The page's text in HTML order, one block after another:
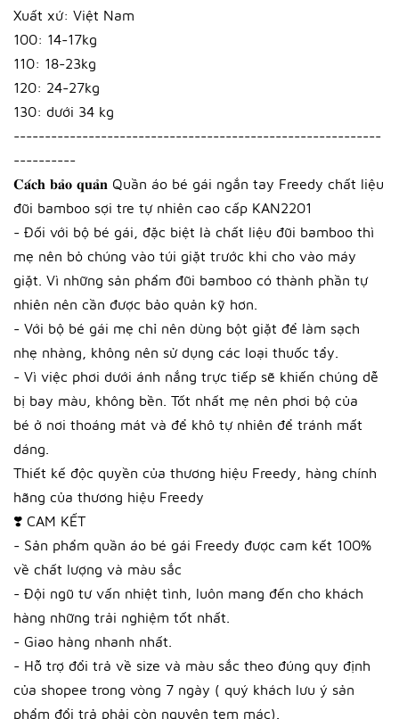
Xuất xứ: Việt Nam
100: 14-17kg
110: 18-23kg
120: 24-27kg
130: dưới 34 kg
-----------------------------------------------------------
----------
𝐂𝐚́𝐜𝐡 𝐛𝐚̉𝐨 𝐪𝐮𝐚̉𝐧 Quần áo bé gái ngắn tay Freedy chất liệu
đũi bamboo sợi tre tự nhiên cao cấp KAN2201
- Đối với bộ bé gái, đặc biệt là chất liệu đũi bamboo thì
mẹ nên bỏ chúng vào túi giặt trước khi cho vào máy
giặt. Vì những sản phẩm đũi bamboo có thành phần tự
nhiên nên cần được bảo quản kỹ hơn.
- Với bộ bé gái mẹ chỉ nên dùng bột giặt để làm sạch
nhẹ nhàng, không nên sử dụng các loại thuốc tẩy.
- Vì việc phơi dưới ánh nắng trực tiếp sẽ khiến chúng dễ
bị bay màu, không bền. Tốt nhất mẹ nên phơi bộ của
bé ở nơi thoáng mát và để khô tự nhiên để tránh mất
dáng.
Thiết kế độc quyền của thương hiệu Freedy, hàng chính
hãng của thương hiệu Freedy
❣️ CAM KẾT
- Sản phẩm quần áo bé gái Freedy được cam kết 100%
về chất lượng và màu sắc
- Đội ngũ tư vấn nhiệt tình, luôn mang đến cho khách
hàng những trải nghiệm tốt nhất.
- Giao hàng nhanh nhất.
- Hỗ trợ đổi trả về size và màu sắc theo đúng quy định
của shopee trong vòng 7 ngày ( quý khách lưu ý sản
phẩm đổi trả phải còn nguyên tem mác).